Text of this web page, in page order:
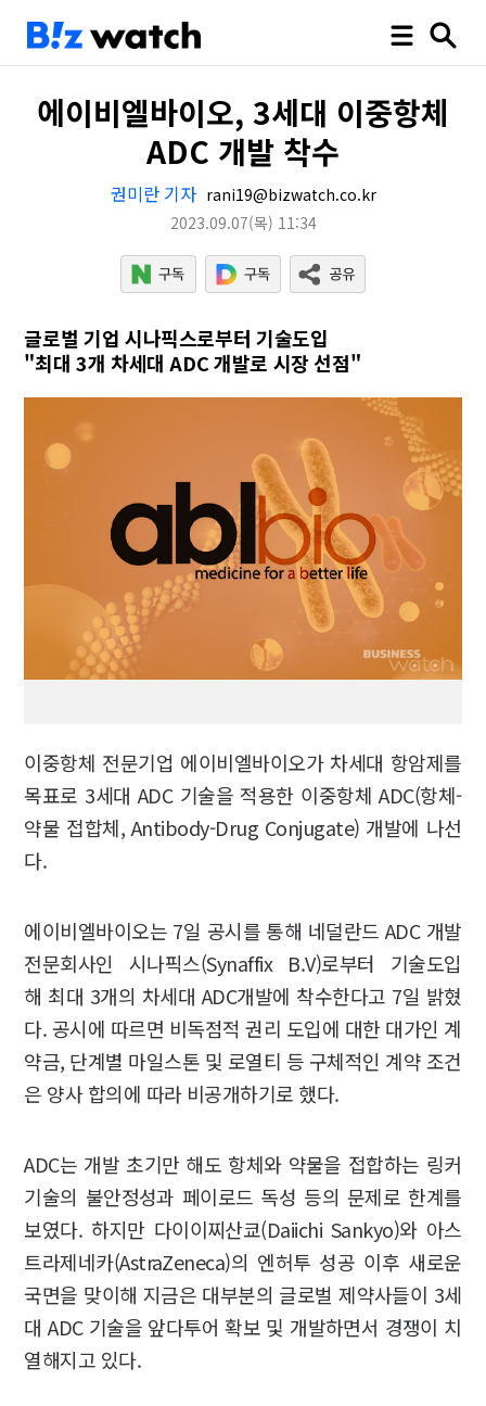
에이비엘바이오, 3세대 이중항체
ADC 개발 착수
권미란 기자 rani19@bizwatch.co.kr
2023.09.07(목) 11:34
글로벌 기업 시나픽스로부터 기술도입
"최대 3개 차세대 ADC 개발로 시장 선점"
이중항체 전문기업 에이비엘바이오가 차세대 항암제를
목표로 3세대 ADC 기술을 적용한 이중항체 ADC(항체-
약물 접합체, Antibody-Drug Conjugate) 개발에 나선
다.
에이비엘바이오는 7일 공시를 통해 네덜란드 ADC 개발
전문회사인 시나픽스(Synaffix B.V)로부터 기술도입
해 최대 3개의 차세대 ADC개발에 착수한다고 7일 밝혔
다. 공시에 따르면 비독점적 권리 도입에 대한 대가인 계
약금, 단계별 마일스톤 및 로열티 등 구체적인 계약 조건
은 양사 합의에 따라 비공개하기로 했다.
ADC는 개발 초기만 해도 항체와 약물을 접합하는 링커
기술의 불안정성과 페이로드 독성 등의 문제로 한계를
보였다. 하지만 다이이찌산쿄(Daiichi Sankyo)와 아스
트라제네카(AstraZeneca)의 엔허투 성공 이후 새로운
국면을 맞이해 지금은 대부분의 글로벌 제약사들이 3세
대 ADC 기술을 앞다투어 확보 및 개발하면서 경쟁이 치
열해지고 있다.